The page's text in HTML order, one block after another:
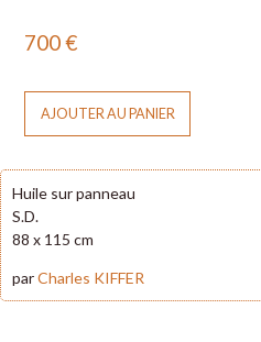
700€
AJOUTER AU PANIER
Huile sur panneau
S.D.
88 x 115 cm
parCharles KIFFER